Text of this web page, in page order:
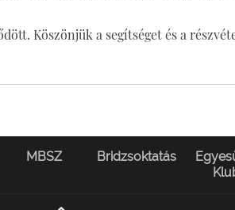
Köszönjük a segítséget és a
MBSZ Bridzsoktatás